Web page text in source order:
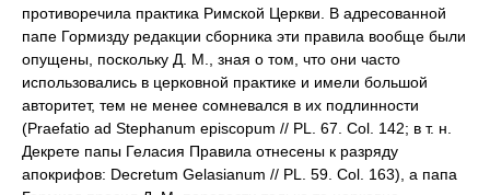
противоречила практика Римской Церкви. В адресованной
папе Гормизду редакции сборника эти правила вообще были
опущены, поскольку Д. М., зная о том, что они часто
использовались в церковной практике и имели большой
авторитет, тем не менее сомневался в их подлинности
(Praefatio ad Stephanum episcopum // PL. 67. Col. 142; в т. н.
Декрете папы Геласия Правила отнесены к разряду
апокрифов: Decretum Gelasianum // PL. 59. Col. 163), а папа